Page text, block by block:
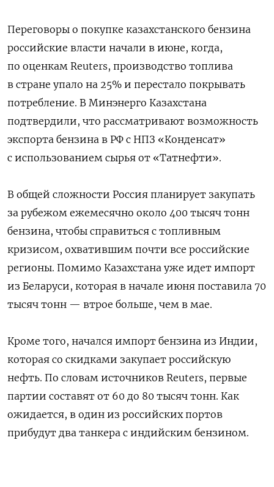
Переговоры о покупке казахстанского бензина
российские власти начали в июне, когда,
по оценкам Reuters, производство топлива
в стране упало на 25% и перестало покрывать
потребление. В Минэнерго Казахстана
подтвердили, что рассматривают возможность
экспорта бензина в РФ с НПЗ «Конденсат»
с использованием сырья от «Татнефти».
В общей сложности Россия планирует закупать
за рубежом ежемесячно около 400 тысяч тонн
бензина, чтобы справиться с топливным
кризисом, охватившим почти все российские
регионы. Помимо Казахстана уже идет импорт
из Беларуси, которая в начале июня поставила 70
тысяч тонн — втрое больше, чем в мае.
Кроме того, начался импорт бензина из Индии,
которая со скидками закупает российскую
нефть. По словам источников Reuters, первые
партии составят от 60 до 80 тысяч тонн. Как
ожидается, в один из российских портов
прибудут два танкера с индийским бензином.